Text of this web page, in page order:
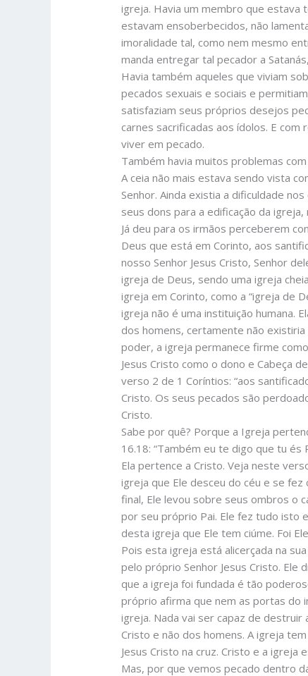
igreja. Havia um membro que estava
estavam ensoberbecidos, não
imoralidade tal, como nem mesmo
manda entregar tal pecador a
Havia também aqueles que viviam
pecados sexuais e sociais e
satisfaziam seus próprios desejos
carnes sacrificadas aos ídolos. E
viver em pecado.
Também havia muitos problemas
A ceia não mais estava sendo vista
Senhor. Ainda existia a dificuldade
seus dons para a edificação da
Já deu para os irmãos perceberem
Deus que está em Corinto, aos
nosso Senhor Jesus Cristo, Senhor
igreja de Deus, sendo uma igreja
igreja em Corinto, como a “igreja de
igreja não é uma instituição humana.
dos homens, certamente não
poder, a igreja permanece firme
Jesus Cristo como o dono e Cabeça
verso 2 de 1 Coríntios: “aos
Cristo. Os seus pecados são
Cristo.
Sabe por quê? Porque a Igreja
16.18: “Também eu te digo que tu
Ela pertence a Cristo. Veja neste
igreja que Ele desceu do céu e se
final, Ele levou sobre seus ombros o
por seu próprio Pai. Ele fez tudo isto
desta igreja que Ele tem ciúme. Foi
Pois esta igreja está alicerçada na
pelo próprio Senhor Jesus Cristo. Ele
que a igreja foi fundada é tão
próprio afirma que nem as portas do
igreja. Nada vai ser capaz de
Cristo e não dos homens. A igreja
Jesus Cristo na cruz. Cristo e a igreja
Mas, por que vemos pecado dentro